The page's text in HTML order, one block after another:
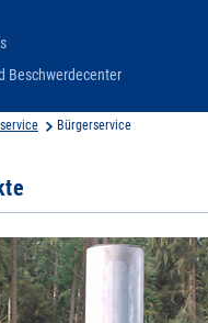
Beschwerdecenter
Bürgerservice